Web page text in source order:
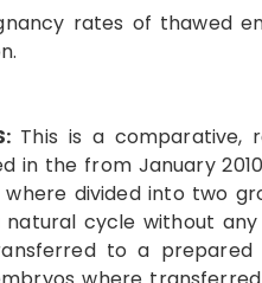
rates of thawed
This is a comparative,
in the from January
divided into two
cycle without
to a prepared